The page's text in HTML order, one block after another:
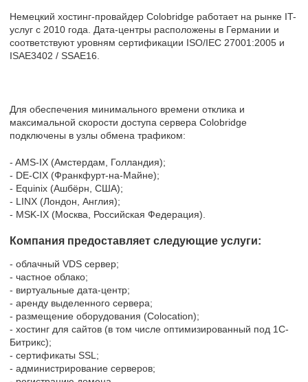
Немецкий хостинг-провайдер Colobridge работает на рынке IT-
услуг с 2010 года. Дата-центры расположены в Германии и
соответствуют уровням сертификации ISO/IEC 27001:2005 и
ISAE3402 / SSAE16.
Для обеспечения минимального времени отклика и
максимальной скорости доступа сервера Colobridge
подключены в узлы обмена трафиком:
- AMS-IX (Амстердам, Голландия);
- DE-CIX (Франкфурт-на-Майне);
- Equinix (Ашбёрн, США);
- LINX (Лондон, Англия);
- MSK-IX (Москва, Российская Федерация).
Компания предоставляет следующие услуги:
- облачный VDS сервер;
- частное облако;
- виртуальные дата-центр;
- аренду выделенного сервера;
- размещение оборудования (Colocation);
- хостинг для сайтов (в том числе оптимизированный под 1C-
Битрикс);
- сертификаты SSL;
- администрирование серверов;